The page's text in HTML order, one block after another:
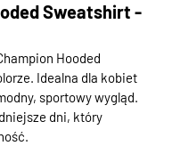
Sweatshirt -
Hooded
Idealna dla kobiet
sportowy wygląd.
dni, który